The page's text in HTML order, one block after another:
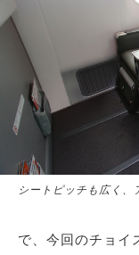
シートピッチも広く、
で、今回のチョイ